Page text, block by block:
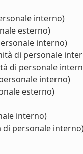
interno)
esterno)
interno)
di personale
di personale
interno)
esterno)
interno)
di personale